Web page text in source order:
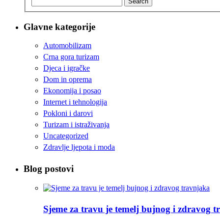
Glavne kategorije
Automobilizam
Crna gora turizam
Djeca i igračke
Dom in oprema
Ekonomija i posao
Internet i tehnologija
Pokloni i darovi
Turizam i istraživanja
Uncategorized
Zdravlje ljepota i moda
Blog postovi
Sjeme za travu je temelj bujnog i zdravog